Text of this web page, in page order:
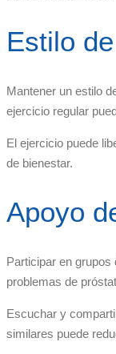
Estilo
Mantener un estilo
ejercicio regular
El ejercicio puede
de bienestar.
Apoyo
Participar en grupos
problemas de
Escuchar y
similares puede